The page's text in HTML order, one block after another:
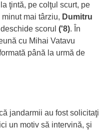
ţintă, pe colţul scurt, pe
mai târziu, Dumitru
scorul ('8). În
cu Mihai Vatavu
până la urmă de
jandarmii au fost solicitaţi
un motiv să intervină, şi